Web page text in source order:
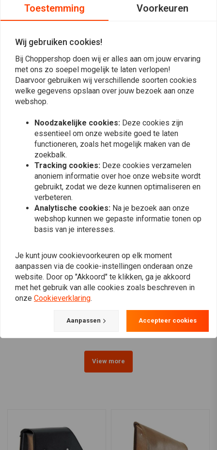
Raphael
Installation was a bit time consuming and the
instructions are essentially non-existent.
Eventually I found some explosion diagrams
of the frame which helped me figure out
what to do. You have to remove the seat then
unscrew the rear mudguard (watch the
cables!) in order to reach all the screws in the
frame you need to loosen to attach these
holders. A good set of tools is definitely a
must. But now that they’re on I’m very happy
with them :)
Read more...
zware
google
zelf maar te
Vergelijkbare producten
FEHLING
Zadeltasbeugels YAMAHA
XV 535 99>
FEHLING
Valbeugel, YAMAHA XVS
€272,12
View more
Toestemming Voorkeuren
Wij gebruiken cookies!
Bij Choppershop doen wij er alles aan om jouw ervaring
met ons zo soepel mogelijk te laten verlopen!
Daarvoor gebruiken wij verschillende soorten cookies
welke gegevens opslaan over jouw bezoek aan onze
webshop.
Noodzakelijke cookies: Deze cookies zijn
essentieel om onze website goed te laten
functioneren, zoals het mogelijk maken van de
zoekbalk.
Tracking cookies: Deze cookies verzamelen
anoniem informatie over hoe onze website wordt
gebruikt, zodat we deze kunnen optimaliseren en
verbeteren.
Analytische cookies: Na je bezoek aan onze
webshop kunnen we gepaste informatie tonen op
basis van je interesses.
Je kunt jouw cookievoorkeuren op elk moment
aanpassen via de cookie-instellingen onderaan onze
website. Door op "Akkoord" te klikken, ga je akkoord
met het gebruik van alle cookies zoals beschreven in
onze Cookieverklaring.
Aanpassen Accepteer cookies